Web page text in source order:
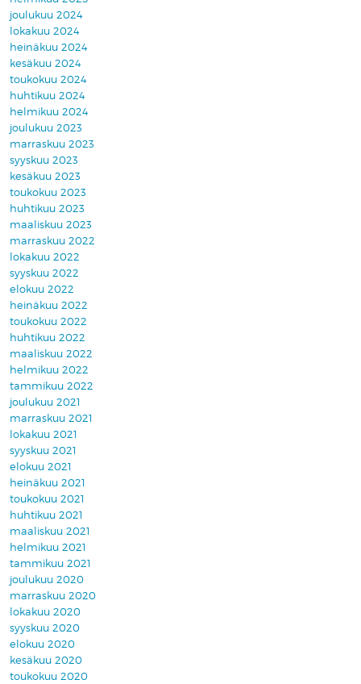
joulukuu 2024
lokakuu 2024
heinäkuu 2024
kesäkuu 2024
toukokuu 2024
huhtikuu 2024
helmikuu 2024
joulukuu 2023
marraskuu 2023
syyskuu 2023
kesäkuu 2023
toukokuu 2023
huhtikuu 2023
maaliskuu 2023
marraskuu 2022
lokakuu 2022
syyskuu 2022
elokuu 2022
heinäkuu 2022
toukokuu 2022
huhtikuu 2022
maaliskuu 2022
helmikuu 2022
tammikuu 2022
joulukuu 2021
marraskuu 2021
lokakuu 2021
syyskuu 2021
elokuu 2021
heinäkuu 2021
toukokuu 2021
huhtikuu 2021
maaliskuu 2021
helmikuu 2021
tammikuu 2021
joulukuu 2020
marraskuu 2020
lokakuu 2020
syyskuu 2020
elokuu 2020
kesäkuu 2020
toukokuu 2020